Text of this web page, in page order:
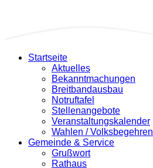
Startseite
Aktuelles
Bekanntmachungen
Breitbandausbau
Notruftafel
Stellenangebote
Veranstaltungskalender
Wahlen / Volksbegehren
Gemeinde & Service
Grußwort
Rathaus